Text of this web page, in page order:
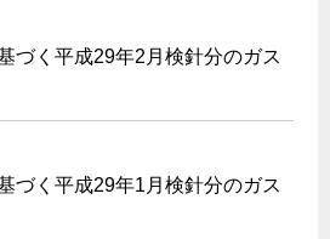
お支払い
お支払い
リでのお支払い
ポイント
灯Ｂ
灯Ｃ
づく平成29年2月検針分のガス
づく平成29年1月検針分のガス